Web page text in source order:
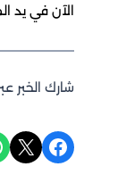
الآن في يد
شارك الخبر
Share on Facebook
Share on X